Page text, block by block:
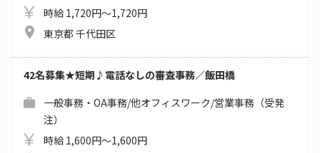
時給 1,720円～1,720円
東京都 千代田区
42名募集★短期♪電話なしの審査事務／飯田橋
一般事務・OA事務/他オフィスワーク/営業事務（受発
注）
時給 1,600円～1,600円